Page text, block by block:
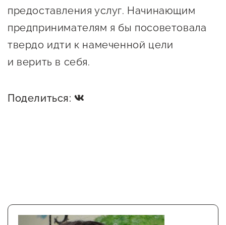
Оказание услуг в
О центре
Обучающие
мероприятия
Проекты
Справочник
предпринимателя
Органы власти
предоставления услуг. Начинающим
предпринимателям я бы посоветовала
твердо идти к намеченной цели
и верить в себя.
Поделиться: